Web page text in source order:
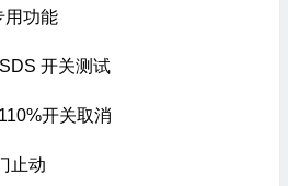
能
开关测试
开关取消
动